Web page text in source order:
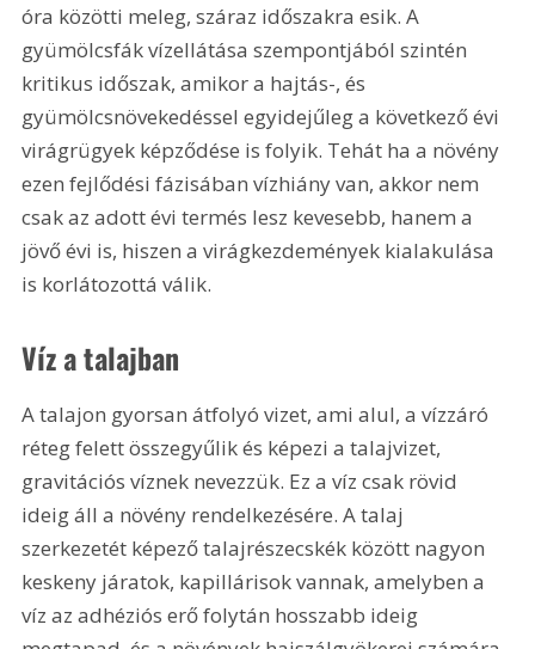
óra közötti meleg, száraz időszakra esik. A
gyümölcsfák vízellátása szempontjából szintén
kritikus időszak, amikor a hajtás-, és
gyümölcsnövekedéssel egyidejűleg a következő évi
virágrügyek képződése is folyik. Tehát ha a növény
ezen fejlődési fázisában vízhiány van, akkor nem
csak az adott évi termés lesz kevesebb, hanem a
jövő évi is, hiszen a virágkezdemények kialakulása
is korlátozottá válik.
Víz a talajban
A talajon gyorsan átfolyó vizet, ami alul, a vízzáró
réteg felett összegyűlik és képezi a talajvizet,
gravitációs víznek nevezzük. Ez a víz csak rövid
ideig áll a növény rendelkezésére. A talaj
szerkezetét képező talajrészecskék között nagyon
keskeny járatok, kapillárisok vannak, amelyben a
víz az adhéziós erő folytán hosszabb ideig